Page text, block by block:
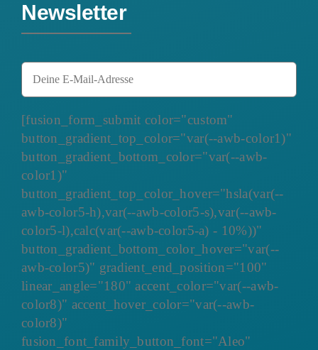
Newsletter
[fusion_form_submit color="custom"
button_gradient_top_color="var(--awb-color1)"
button_gradient_bottom_color="var(--awb-
color1)"
button_gradient_top_color_hover="hsla(var(--
awb-color5-h),var(--awb-color5-s),var(--awb-
color5-l),calc(var(--awb-color5-a) - 10%))"
button_gradient_bottom_color_hover="var(--
awb-color5)" gradient_end_position="100"
linear_angle="180" accent_color="var(--awb-
color8)" accent_hover_color="var(--awb-
color8)"
fusion_font_family_button_font="Aleo"